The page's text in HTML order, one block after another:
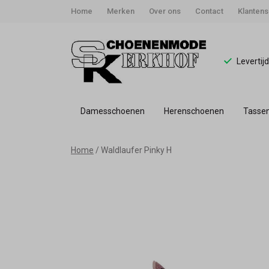
Home Merken Over ons Contact
Damesschoenen Herenschoenen
Waldlaufer
Schoenmode
Home Waldlaufer Pinky H